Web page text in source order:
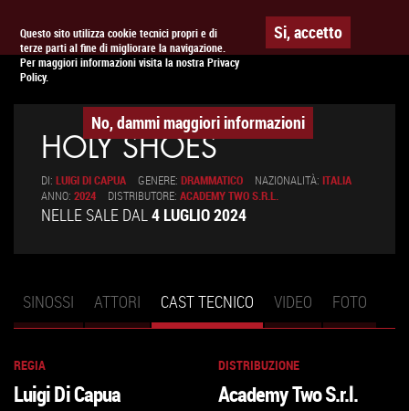
Questo sito utilizza cookie tecnici propri e di
terze parti al fine di migliorare la navigazione.
Per maggiori informazioni visita la nostra Privacy
Policy.
Si, accetto
No, dammi maggiori informazioni
APPUNTAMENTO AL CINEMA
HOLY SHOES
DI: LUIGI DI CAPUA GENERE: DRAMMATICO NAZIONALITÀ: ITALIA
ANNO: 2024 DISTRIBUTORE: ACADEMY TWO S.R.L.
NELLE SALE DAL4 LUGLIO 2024
Schede primarie
SINOSSI ATTORI CAST TECNICO (SCHEDA
ATTIVA)
VIDEO FOTO
REGIA
Luigi Di Capua
DISTRIBUZIONE
Academy Two S.r.l.